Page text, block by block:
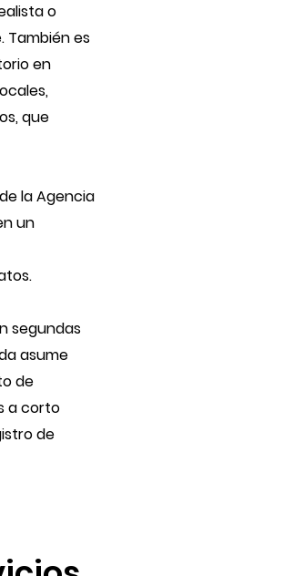
o
También es
en
que
la Agencia
un
segundas
asume
de
a corto
de